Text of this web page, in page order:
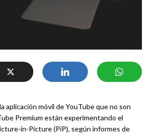
aplicación móvil de YouTube que no son
Premium están experimentando el
in-Picture (PiP), según informes de